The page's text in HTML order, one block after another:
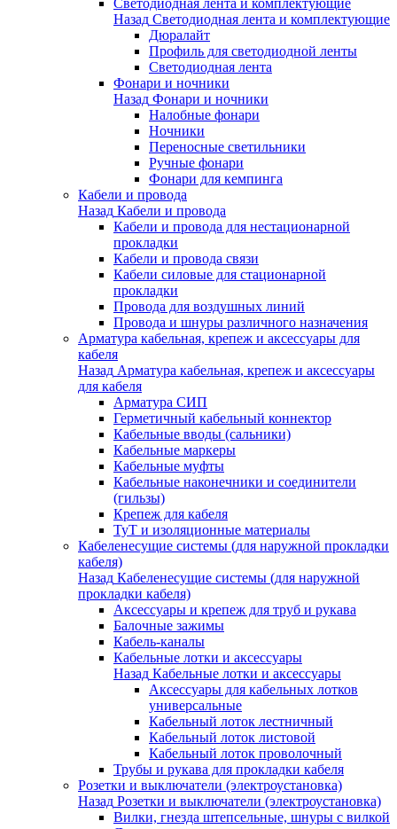
Светодиодная лента и комплектующие
Назад Светодиодная лента и комплектующие
Дюралайт
Профиль для светодиодной ленты
Светодиодная лента
Фонари и ночники
Назад Фонари и ночники
Налобные фонари
Ночники
Переносные светильники
Ручные фонари
Фонари для кемпинга
Кабели и провода
Назад Кабели и провода
Кабели и провода для нестационарной
прокладки
Кабели и провода связи
Кабели силовые для стационарной
прокладки
Провода для воздушных линий
Провода и шнуры различного назначения
Арматура кабельная, крепеж и аксессуары для
кабеля
Назад Арматура кабельная, крепеж и аксессуары
для кабеля
Арматура СИП
Герметичный кабельный коннектор
Кабельные вводы (сальники)
Кабельные маркеры
Кабельные муфты
Кабельные наконечники и соединители
(гильзы)
Крепеж для кабеля
ТуТ и изоляционные материалы
Кабеленесущие системы (для наружной прокладки
кабеля)
Назад Кабеленесущие системы (для наружной
прокладки кабеля)
Аксессуары и крепеж для труб и рукава
Балочные зажимы
Кабель-каналы
Кабельные лотки и аксессуары
Назад Кабельные лотки и аксессуары
Аксессуары для кабельных лотков
универсальные
Кабельный лоток лестничный
Кабельный лоток листовой
Кабельный лоток проволочный
Трубы и рукава для прокладки кабеля
Розетки и выключатели (электроустановка)
Назад Розетки и выключатели (электроустановка)
Вилки, гнезда штепсельные, шнуры с вилкой